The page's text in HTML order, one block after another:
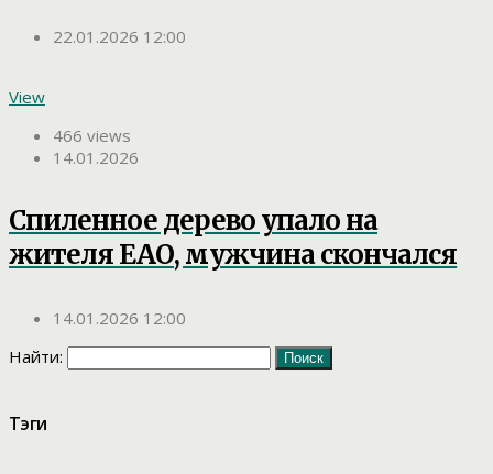
22.01.2026 12:00
View
466 views
14.01.2026
Спиленное дерево упало на
жителя ЕАО, мужчина скончался
14.01.2026 12:00
Найти:
Тэги